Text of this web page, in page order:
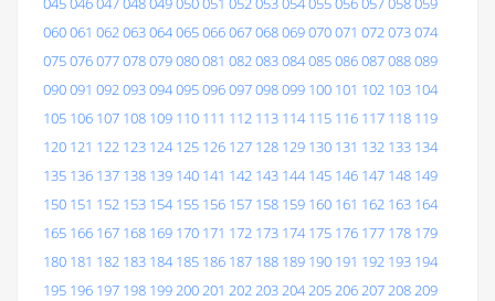
060061 062063064065066067068069070071 072073074
075076077078079080081 082083084085086087088089
090091 092093094095096097098099 100 101 102 103 104
105 106 107 108 109 110 111 112 113 114 115 116 117 118 119
120 121 122 123 124 125 126 127 128 129 130 131 132 133 134
135 136 137 138 139 140 141 142 143 144 145 146 147 148 149
150 151 152 153 154 155 156 157 158 159 160 161 162 163 164
165 166 167 168 169 170 171 172 173 174 175 176 177 178 179
180 181 182 183 184 185 186 187 188 189 190 191 192 193 194
195 196 197 198 199200201 202203204205206207208209